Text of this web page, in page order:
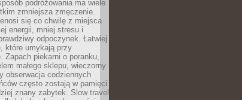
podróżowania ma wiele
zmniejsza zmęczenie.
się co chwilę z miejsca
energii, mniej stresu i
odpoczynek. Łatwiej
które umykają przy
Zapach piekarni o poranku,
małego sklepu, wieczorny
obserwacja codziennych
często zostają w pamięci
znany zabytek. Slow travel